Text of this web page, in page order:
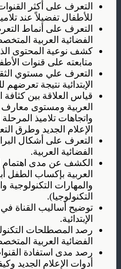
التعرف على أكثر
للأطفال تفضيلاً عند
التعرف على أنماط
الفضائية العربية
كشف نوعية المحتوى
متابعته على قنوات
التعرف علي مستوي
الإبتدائية نتيجة
قياس العلاقة بين كثافة
العربية ومستوى معارف
واتجاهات تلاميذ المرحلة
الإعلام الجديد وطرق
التعرف على أشكال
الفضائية العربية.
الكشف عن مدى اهتمام
العربية بإكساب الطفل
والمهارات التكنولوجية
التكنولوجيا).
توضيح أساليب القناة في
الإبتدائية.
رصد المصطلحات
الفضائية العربية
رصد مدى استفادة
أدوات الإعلام الجديد